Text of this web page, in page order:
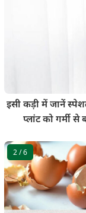
इसी कड़ी में जानें
प्लांट को गर्मी
2/ 6